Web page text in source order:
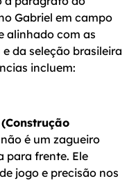
Gabriel em campo
alinhado com as
da seleção brasileira
incluem:
é um zagueiro
para frente. Ele
jogo e precisão nos